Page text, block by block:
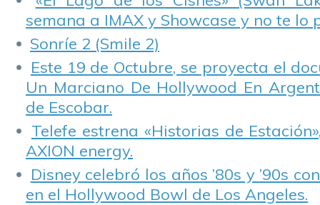
semana a IMAX y Showcase y no te lo
Sonríe 2 (Smile 2)
Este 19 de Octubre, se proyecta el
Un Marciano De Hollywood En
de Escobar.
Telefe estrena «Historias de
AXION energy.
Disney celebró los años ’80s y ’90s
en el Hollywood Bowl de Los Angeles.